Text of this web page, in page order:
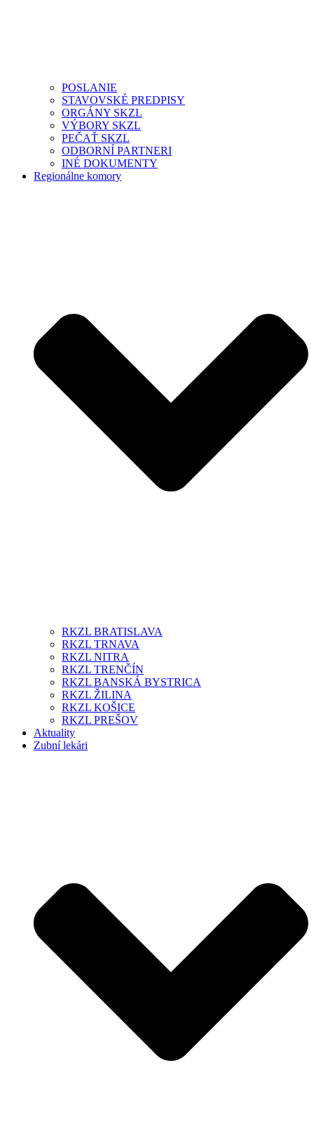
POSLANIE
STAVOVSKÉ PREDPISY
ORGÁNY SKZL
VÝBORY SKZL
PEČAŤ SKZL
ODBORNÍ PARTNERI
INÉ DOKUMENTY
Regionálne komory
RKZL BRATISLAVA
RKZL TRNAVA
RKZL NITRA
RKZL TRENČÍN
RKZL BANSKÁ BYSTRICA
RKZL ŽILINA
RKZL KOŠICE
RKZL PREŠOV
Aktuality
Zubní lekári